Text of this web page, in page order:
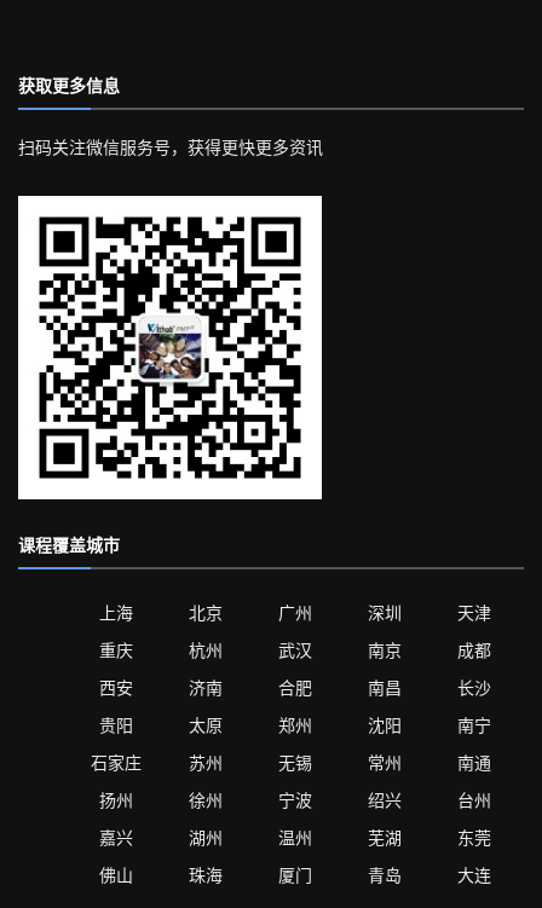
获取更多信息
扫码关注微信服务号，获得更快更多资讯
课程覆盖城市
上海 北京 广州 深圳
天津
重庆
杭州 武汉 南京
成都
西安
济南 合肥 南昌
长沙
贵阳
太原 郑州 沈阳
南宁
石家庄
苏州 无锡 常州
南通
扬州
徐州 宁波 绍兴
台州
嘉兴
湖州 温州 芜湖
东莞
佛山
珠海 厦门 青岛 大连